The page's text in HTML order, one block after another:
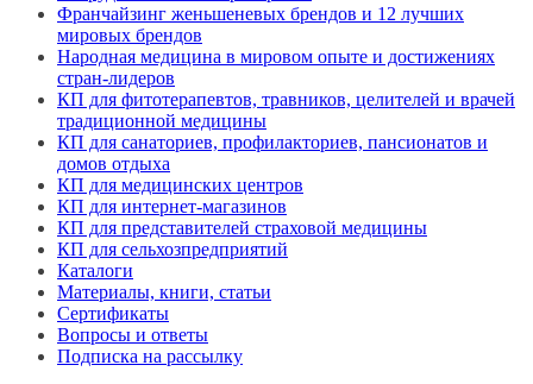
Франчайзинг женьшеневых брендов и 12 лучших
мировых брендов
Народная медицина в мировом опыте и достижениях
стран-лидеров
КП для фитотерапевтов, травников, целителей и врачей
традиционной медицины
КП для санаториев, профилакториев, пансионатов и
домов отдыха
КП для медицинских центров
КП для интернет-магазинов
КП для представителей страховой медицины
КП для сельхозпредприятий
Каталоги
Материалы, книги, статьи
Сертификаты
Вопросы и ответы
Подписка на рассылку